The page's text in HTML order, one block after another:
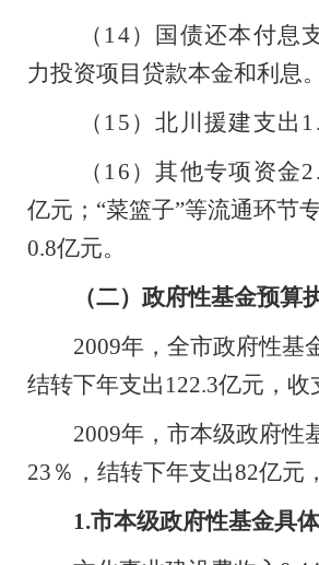
（ 14）国债还本付息
力投资项目贷款本金和利息。
（ 15 ）北川援建支出
（ 16 ）其他专项资金
亿元；“菜篮子”等流通环节
0.8亿元。
（二）政府性基金预算
2009年，全市政府性基
结转下年支出 122.3亿元，收
2009年，市本级政府性
23 ％，结转下年支出82亿元
1.市本级政府性基金具